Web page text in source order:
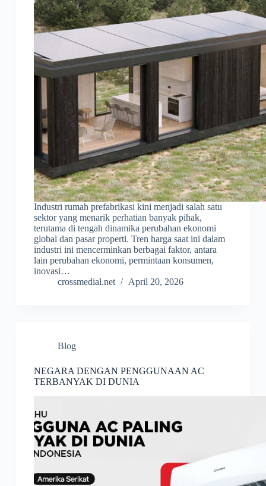
Industri rumah prefabrikasi kini menjadi salah satu
sektor yang menarik perhatian banyak pihak,
terutama di tengah dinamika perubahan ekonomi
global dan pasar properti. Tren harga saat ini dalam
industri ini mencerminkan berbagai faktor, antara
lain perubahan ekonomi, permintaan konsumen,
inovasi…
crossmedial.net
April 20, 2026
Blog
NEGARA DENGAN PENGGUNAAN AC
TERBANYAK DI DUNIA